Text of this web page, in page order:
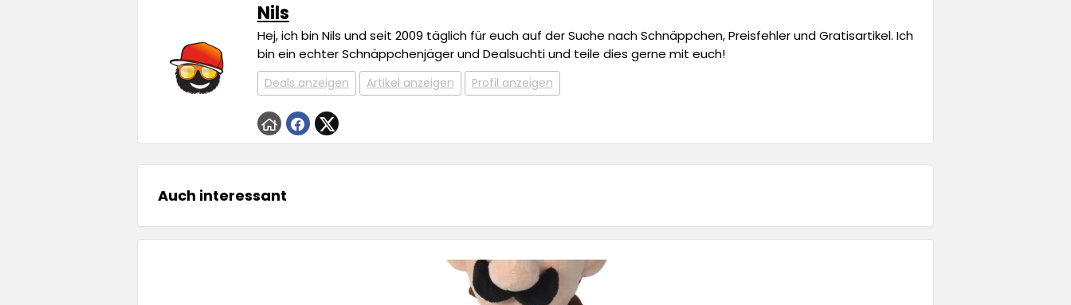
Nils
Hej, ich bin Nils und seit 2009 täglich für euch auf der Suche nach Schnäppchen, Preisfehler und Gratisartikel. Ich
bin ein echter Schnäppchenjäger und Dealsuchti und teile dies gerne mit euch!
Deals anzeigen Artikel anzeigen Profil anzeigen
Auch interessant